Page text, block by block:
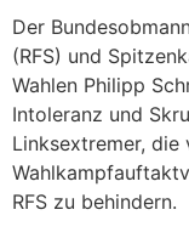
Der
(RFS) und
Wahlen Philipp
Intoleranz und
Linksextremer, die
RFS zu behindern.